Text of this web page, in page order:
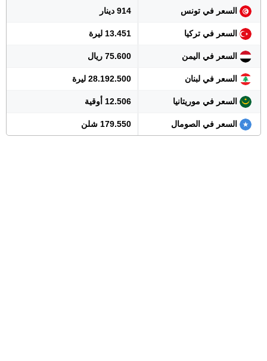
السعر في تونس 914 دينار
السعر في تركيا 13.451 ليرة
السعر في اليمن 75.600 ريال
السعر في لبنان 28.192.500 ليرة
السعر في موريتانيا 12.506 أوقية
السعر في الصومال 179.550 شلن